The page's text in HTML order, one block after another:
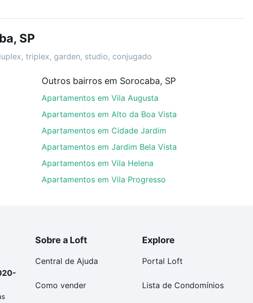
usar os filtros como quantidade de quartos, suítes, com
academia, salão de festas ou área verde e encontrar
SP que custam a partir de R$ 0 e com nossas
dúvida dos custos envolvidos no processo de compra,
seus sonhos com segurança e conforto. Loft, com você
SP
triplex, garden, studio, conjugado
Outros bairros em Sorocaba, SP
Apartamentos em Vila Augusta
Apartamentos em Alto da Boa Vista
Apartamentos em Cidade Jardim
Apartamentos em Jardim Bela Vista
Apartamentos em Vila Helena
Apartamentos em Vila Progresso
Sobre a Loft
Central de Ajuda
Como vender
Explore
Portal Loft
Lista de Condomínios